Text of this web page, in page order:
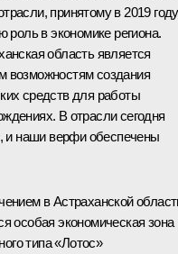
принятому в 2019
роль в экономике региона.
область является
возможностям создания
средств для работы
В отрасли сегодня
и наши верфи обеспечены
в Астраханской
особая экономическая зона
типа «Лотос»